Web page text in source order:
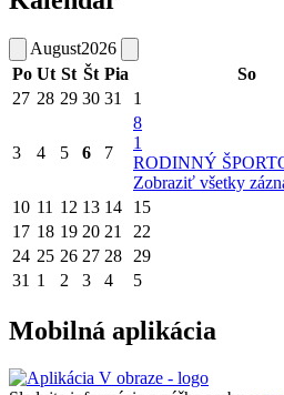
August2026
Po Ut St Št Pia So
27 28 29 30 31 1
3 4 5 6 7
8
1
RODINNÝ
Zobraziť všetky
10 11 12 13 14 15
17 18 19 20 21 22
24 25 26 27 28 29
31 1 2 3 4 5
Mobilná aplikácia